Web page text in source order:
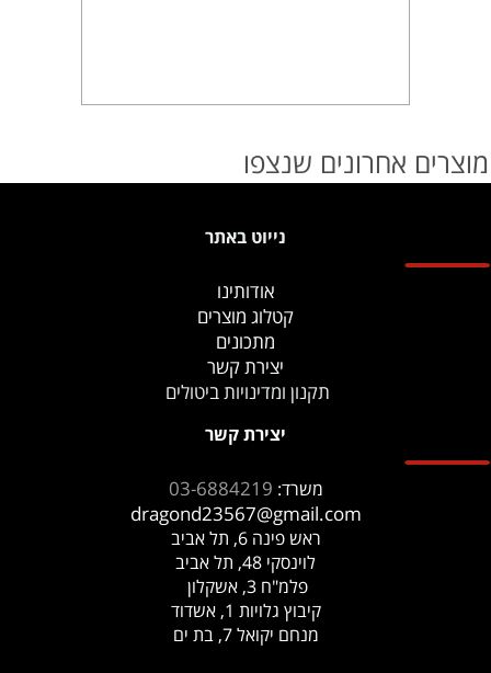
מוצרים אחרונים שנצפו
נייוט באתר
אודותינו
קטלוג מוצרים
מתכונים
יצירת קשר
תקנון ומדינויות ביטולים
יצירת קשר
משרד: 03-6884219
dragond23567@gmail.com
ראש פינה 6, תל אביב
לוינסקי 48, תל אביב
פלמ"ח 3, אשקלון
קיבוץ גלויות 1, אשדוד
מנחם יקואל 7, בת ים